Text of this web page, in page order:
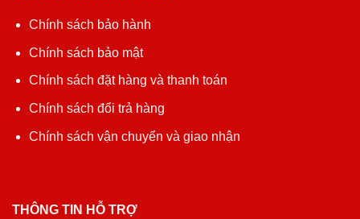
Chính sách bảo hành
Chính sách bảo mật
Chính sách đặt hàng và thanh toán
Chính sách đổi trả hàng
Chính sách vận chuyển và giao nhận
THÔNG TIN HỖ TRỢ